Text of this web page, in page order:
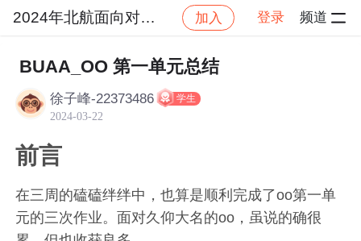
2024年北航面向对象设计与构造 加入 登录 频道
社区 2024年北航面向对象设计与构造
BUAA_OO 第一单元总结
徐子峰-22373486 学生
2024-03-22
前言
在三周的磕磕绊绊中，也算是顺利完成了oo第一单
元的三次作业。面对久仰大名的oo，虽说的确很